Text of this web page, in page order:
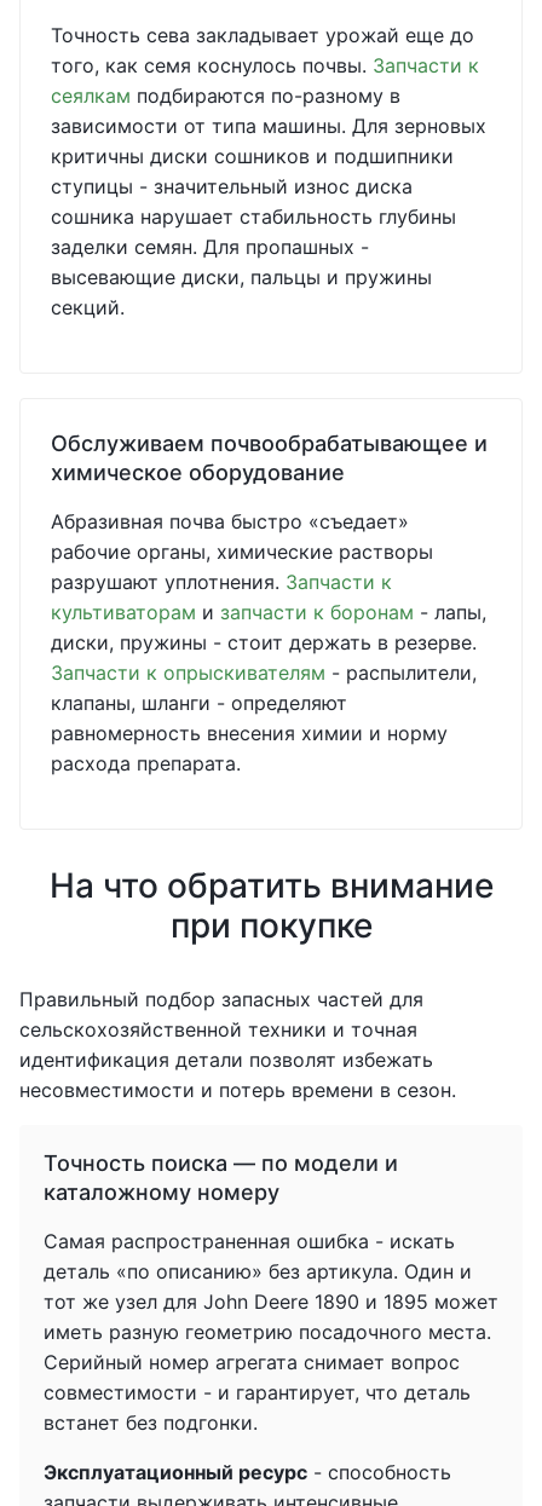
Точность сева закладывает урожай еще до
того, как семя коснулось почвы. Запчасти к
сеялкам подбираются по-разному в
зависимости от типа машины. Для зерновых
критичны диски сошников и подшипники
ступицы - значительный износ диска
сошника нарушает стабильность глубины
заделки семян. Для пропашных -
высевающие диски, пальцы и пружины
секций.
Обслуживаем почвообрабатывающее и
химическое оборудование
Абразивная почва быстро «съедает»
рабочие органы, химические растворы
разрушают уплотнения. Запчасти к
культиваторам и запчасти к боронам - лапы,
диски, пружины - стоит держать в резерве.
Запчасти к опрыскивателям - распылители,
клапаны, шланги - определяют
равномерность внесения химии и норму
расхода препарата.
На что обратить внимание
при покупке
Правильный подбор запасных частей для
сельскохозяйственной техники и точная
идентификация детали позволят избежать
несовместимости и потерь времени в сезон.
Точность поиска — по модели и
каталожному номеру
Самая распространенная ошибка - искать
деталь «по описанию» без артикула. Один и
тот же узел для John Deere 1890 и 1895 может
иметь разную геометрию посадочного места.
Серийный номер агрегата снимает вопрос
совместимости - и гарантирует, что деталь
встанет без подгонки.
Эксплуатационный ресурс - способность